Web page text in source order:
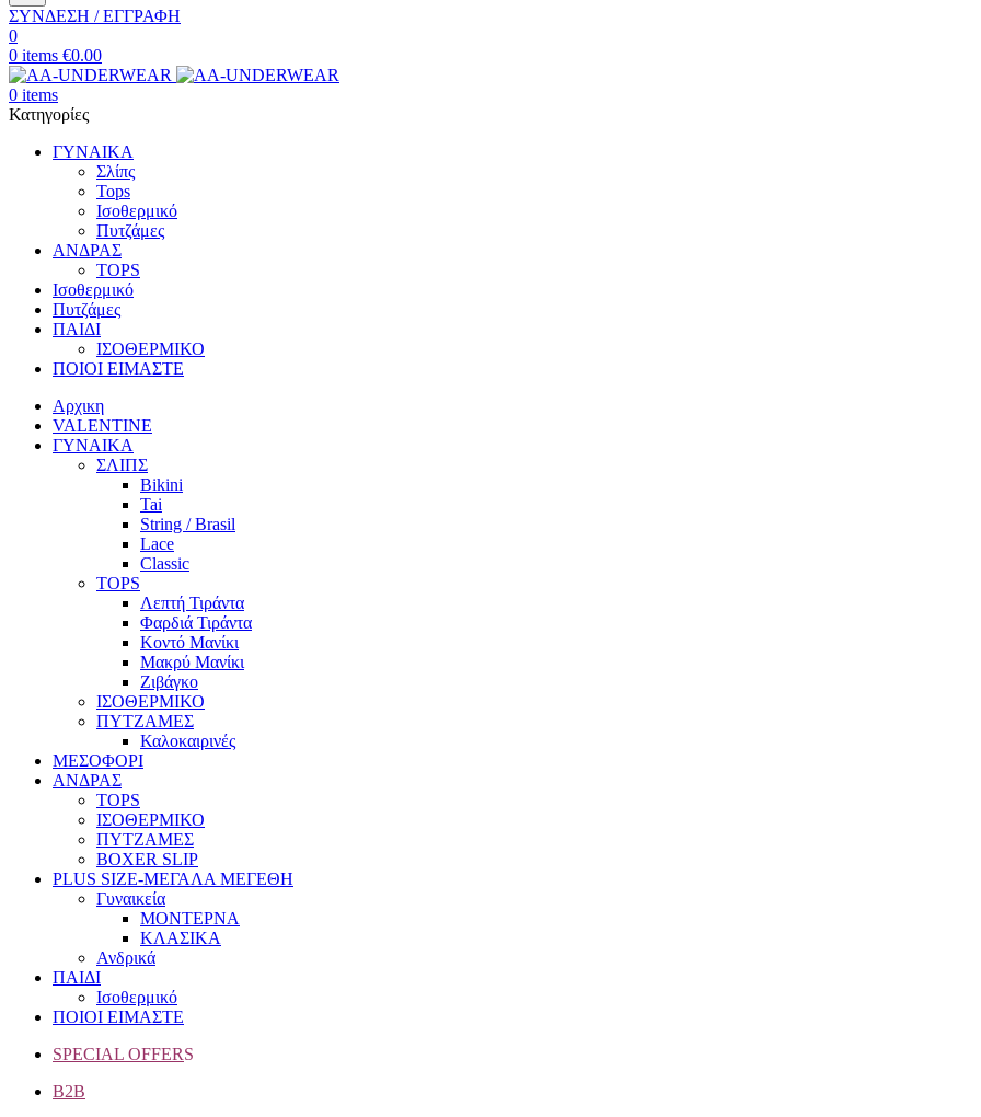
ΣΥΝΔΕΣΗ / ΕΓΓΡΑΦΗ
0
0 items €0.00
0 items
Κατηγορίες
ΓΥΝΑΙΚΑ
Σλίπς
Tops
Ισοθερμικό
Πυτζάμες
ΑΝΔΡΑΣ
TOPS
Ισοθερμικό
Πυτζάμες
ΠΑΙΔΙ
ΙΣΟΘΕΡΜΙΚΟ
ΠΟΙΟΙ ΕΙΜΑΣΤΕ
Αρχικη
VALENTINE
ΓΥΝΑΙΚΑ
ΣΛΙΠΣ
Bikini
Tai
String / Brasil
Lace
Classic
TOPS
Λεπτή Τιράντα
Φαρδιά Τιράντα
Κοντό Μανίκι
Μακρύ Μανίκι
Ζιβάγκο
ΙΣΟΘΕΡΜΙΚΟ
ΠΥΤΖΑΜΕΣ
Καλοκαιρινές
ΜΕΣΟΦΟΡΙ
ΑΝΔΡΑΣ
TOPS
ΙΣΟΘΕΡΜΙΚΟ
ΠΥΤΖΑΜΕΣ
BOXER SLIP
PLUS SIZE-ΜΕΓΑΛΑ ΜΕΓΕΘΗ
Γυναικεία
ΜΟΝΤΕΡΝΑ
ΚΛΑΣΙΚΑ
Ανδρικά
ΠΑΙΔΙ
Ισοθερμικό
ΠΟΙΟΙ ΕΙΜΑΣΤΕ
SPECIAL OFFERS
B2B